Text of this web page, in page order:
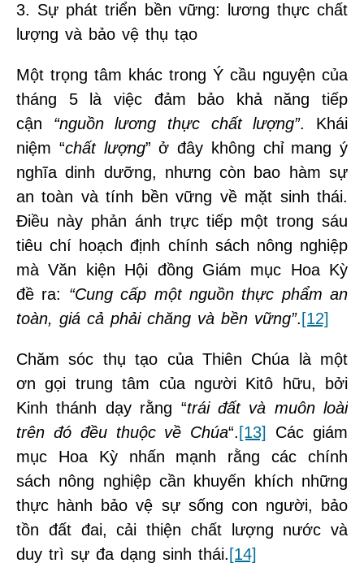
3. Sự phát triển bền vững: lương thực chất
lượng và bảo vệ thụ tạo
Một trọng tâm khác trong Ý cầu nguyện của
tháng 5 là việc đảm bảo khả năng tiếp
cận “nguồn lương thực chất lượng”. Khái
niệm “chất lượng” ở đây không chỉ mang ý
nghĩa dinh dưỡng, nhưng còn bao hàm sự
an toàn và tính bền vững về mặt sinh thái.
Điều này phản ánh trực tiếp một trong sáu
tiêu chí hoạch định chính sách nông nghiệp
mà Văn kiện Hội đồng Giám mục Hoa Kỳ
đề ra: “Cung cấp một nguồn thực phẩm an
toàn, giá cả phải chăng và bền vững”. [12]
Chăm sóc thụ tạo của Thiên Chúa là một
ơn gọi trung tâm của người Kitô hữu, bởi
Kinh thánh dạy rằng “trái đất và muôn loài
trên đó đều thuộc về Chúa“. [13]
Các giám
mục Hoa Kỳ nhấn mạnh rằng các chính
sách nông nghiệp cần khuyến khích những
thực hành bảo vệ sự sống con người, bảo
tồn đất đai, cải thiện chất lượng nước và
duy trì sự đa dạng sinh thái. [14]